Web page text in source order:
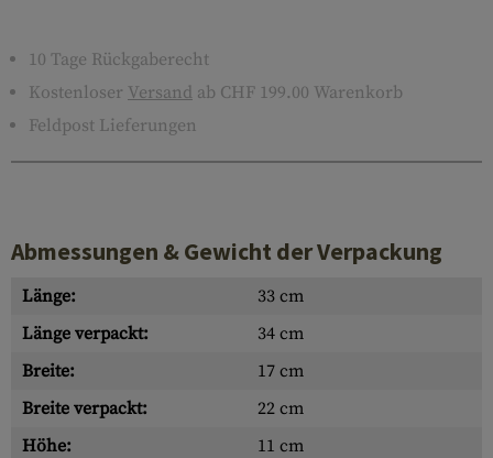
10 Tage Rückgaberecht
Kostenloser Versand ab CHF 199.00 Warenkorb
Feldpost Lieferungen
Abmessungen & Gewicht der Verpackung
Länge:
33 cm
Länge verpackt:
34 cm
Breite:
17 cm
Breite verpackt:
22 cm
Höhe:
11 cm